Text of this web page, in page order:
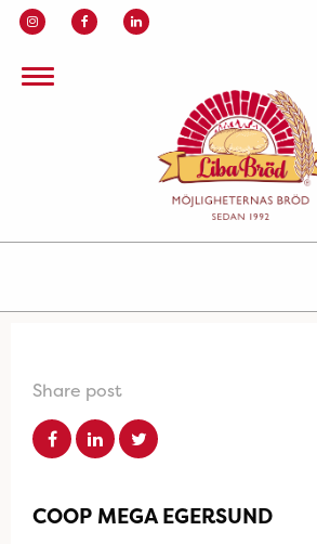
Share post
COOP MEGA EGERSUND